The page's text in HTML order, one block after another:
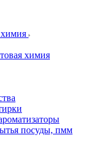
химия
химия
посуды, пмм